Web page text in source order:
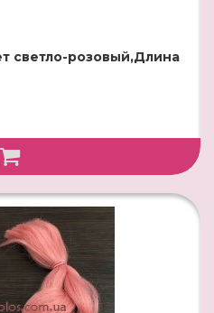
светло-розовый,Длина